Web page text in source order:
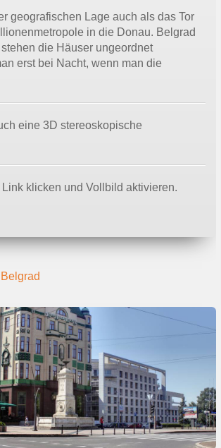
geografischen Lage auch als das Tor
in die Donau. Belgrad
die Häuser ungeordnet
erst bei Nacht, wenn man die
eine 3D stereoskopische
klicken und Vollbild aktivieren.